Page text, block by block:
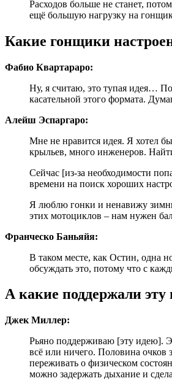
Расходов больше не станет,
ещё большую нагрузку на
Какие гонщики
Фабио Квартараро:
Ну, я считаю, это тупая идея…
касательной этого формата.
Алейш Эспаргаро:
Мне не нравится идея. Я хотел
крыльев, много инженеров.
Сейчас [из-за необходимости
времени на поиск хороших
Я люблю гонки и ненавижу
этих мотоциклов – нам нужен
Франческо Баньяйя:
В таком месте, как Остин, одна
обсуждать это, потому что с
А какие поддержали эту
Джек Миллер:
Рьяно поддерживаю [эту идею].
всё или ничего. Половина очков
переживать о физическом
можно задержать дыхание и